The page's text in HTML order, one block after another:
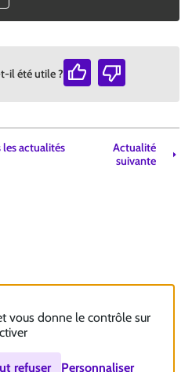
il été utile ?
les actualités
Actualité
suivante
vous donne le contrôle sur
refuser Personnaliser